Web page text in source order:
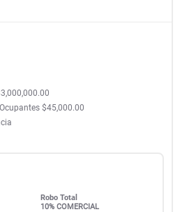
$45,000.00
Robo Total
10% COMERCIAL